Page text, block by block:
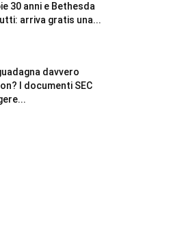
30 anni e Bethesda
arriva gratis una...
davvero
I documenti SEC